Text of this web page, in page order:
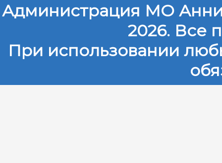
Администрация МО
2026. Все
При использовании